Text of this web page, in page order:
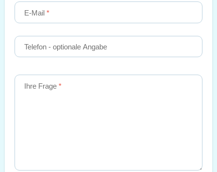
E-Mail
Telefon - optionale Angabe
Ihre Frage